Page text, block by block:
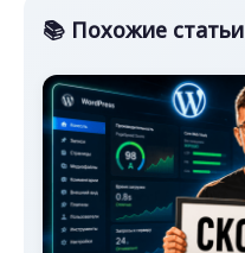
📚 Похожие статьи